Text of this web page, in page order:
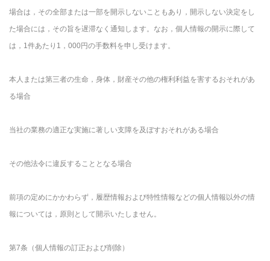
場合は，その全部または一部を開示しないこともあり，開示しない決定をし
た場合には，その旨を遅滞なく通知します。なお，個人情報の開示に際して
は，1件あたり1，000円の手数料を申し受けます。
本人または第三者の生命，身体，財産その他の権利利益を害するおそれがあ
る場合
当社の業務の適正な実施に著しい支障を及ぼすおそれがある場合
その他法令に違反することとなる場合
前項の定めにかかわらず，履歴情報および特性情報などの個人情報以外の情
報については，原則として開示いたしません。
第7条（個人情報の訂正および削除）